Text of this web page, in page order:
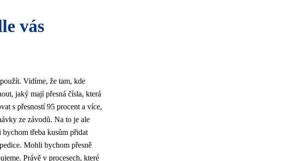
vás
Vidíme, že tam, kde
jaký mají přesná čísla, která
s přesností 95 procent a více,
ze závodů. Na to je ale
třeba kusům přidat
Mohli bychom přesně
Právě v procesech, které